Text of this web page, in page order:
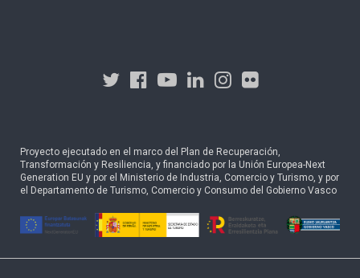
Proyecto ejecutado en el marco del Plan de Recuperación,
Transformación y Resiliencia, y financiado por la Unión Europea-Next
Generation EU y por el Ministerio de Industria, Comercio y Turismo, y por
el Departamento de Turismo, Comercio y Consumo del Gobierno Vasco